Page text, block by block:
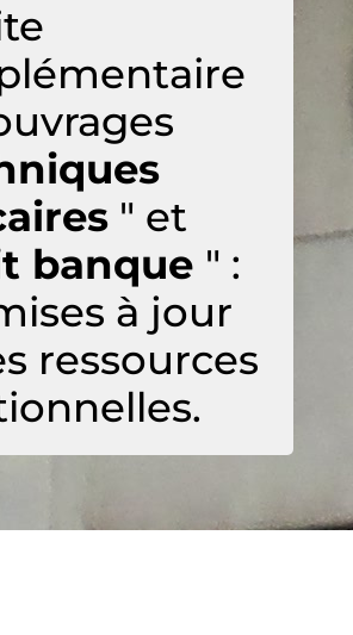
" et
banque " :
à jour
ressources